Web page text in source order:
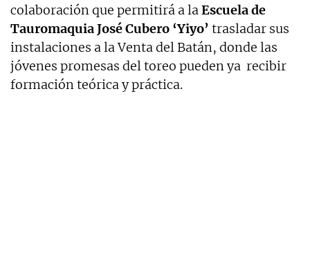
colaboración que permitirá a laEscuela de
Tauromaquia José Cubero ‘Yiyo’ trasladar sus
instalaciones a la Venta del Batán, donde las
jóvenes promesas del toreo pueden ya recibir
formación teórica y práctica.